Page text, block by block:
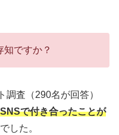
ですか？
調査（290名が回答）
で付き合ったことが
した。